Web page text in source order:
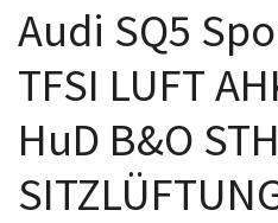
Audi SQ5
TFSI LUFT
HuD B&O